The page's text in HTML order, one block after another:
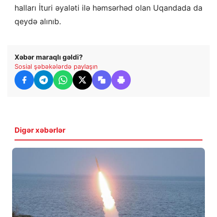
halları İturi əyaləti ilə həmsərhəd olan Uqandada da
qeydə alınıb.
Xəbər maraqlı gəldi?
Sosial şəbəkələrdə paylaşın
Digər xəbərlər